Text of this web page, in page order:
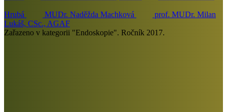
Hrubá MUDr. Naděžda Machková
prof. MUDr. Milan
Lukáš, CSc., AGAF
Zařazeno v kategorii "Endoskopie". Ročník 2017.